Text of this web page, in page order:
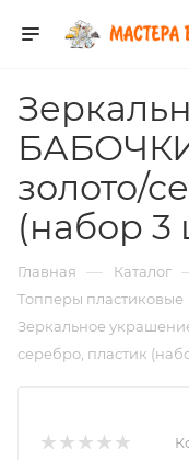
золото/
(набор 3
Главная — Каталог
Топперы пластиковые
Зеркальное
серебро, пластик